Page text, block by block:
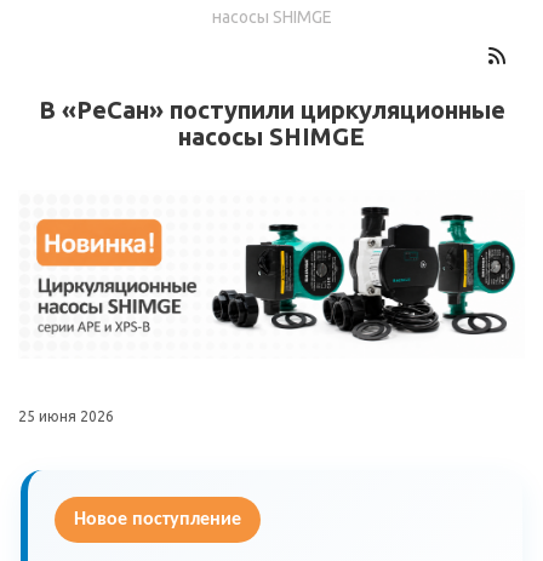
насосы SHIMGE
В «РеСан» поступили циркуляционные
насосы SHIMGE
25 июня 2026
Новое поступление